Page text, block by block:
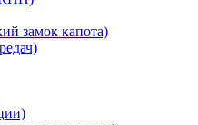
замок капота)